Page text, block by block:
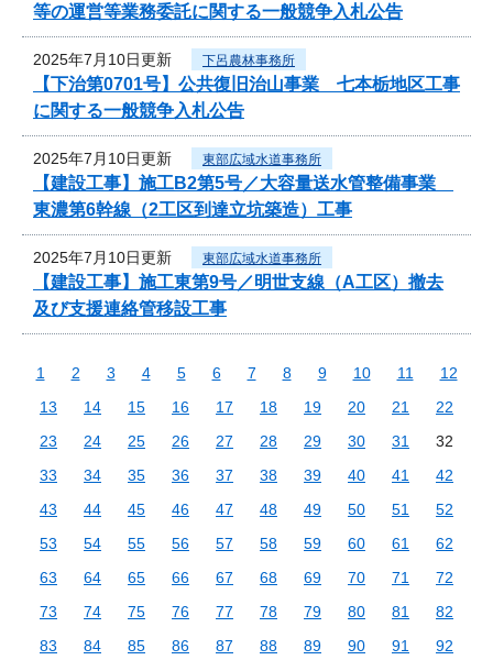
等の運営等業務委託に関する一般競争入札公告
2025年7月10日更新 下呂農林事務所
【下治第0701号】公共復旧治山事業 七本栃地区工事
に関する一般競争入札公告
2025年7月10日更新 東部広域水道事務所
【建設工事】施工B2第5号／大容量送水管整備事業
東濃第6幹線（2工区到達立坑築造）工事
2025年7月10日更新 東部広域水道事務所
【建設工事】施工東第9号／明世支線（A工区）撤去
及び支援連絡管移設工事
1 2 3 4 5 6 7 8 9 10 11
12
13
14 15 16 17 18 19 20 21
22
23
24 25 26 27 28 29 30 31
32
33
34 35 36 37 38 39 40 41
42
43
44 45 46 47 48 49 50 51
52
53
54 55 56 57 58 59 60 61
62
63
64 65 66 67 68 69 70 71
72
73
74 75 76 77 78 79 80 81
82
83
84 85 86 87 88 89 90 91
92